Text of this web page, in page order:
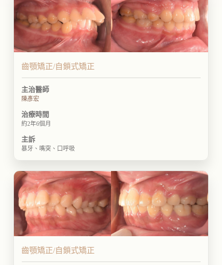
齒顎矯正/自鎖式矯正
主治醫師
陳彥宏
治療時間
約2年6個月
主訴
暴牙、嘴突、口呼吸
齒顎矯正/自鎖式矯正